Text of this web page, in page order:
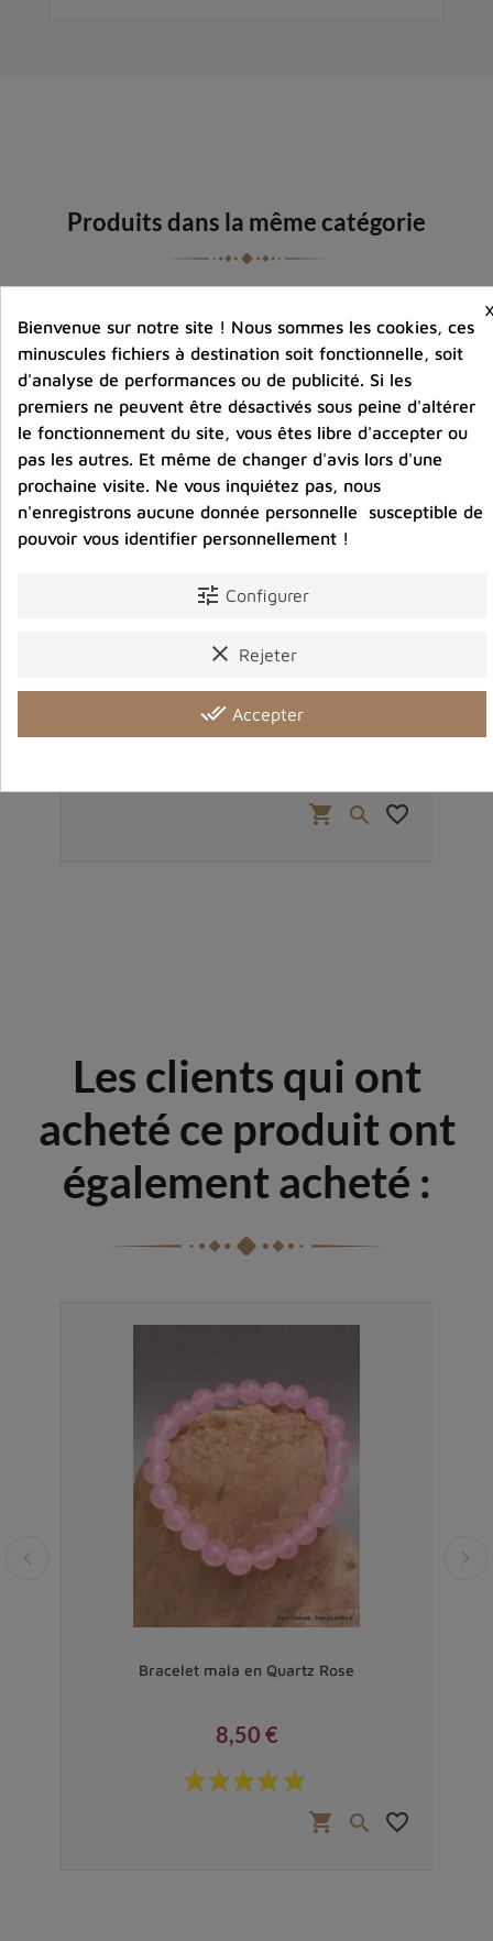
Produits dans la même catégorie
Mala tibétain 108 perles en Grenat 8 mm
49,00 €
shopping_cart  favorite_border
Les clients qui ont
acheté ce produit ont
également acheté :
Bracelet mala en Quartz Rose
Prix
8,50 €
shopping_cart  favorite_border
Bienvenue sur notre site ! Nous sommes les cookies, ces
minuscules fichiers à destination soit fonctionnelle, soit
d'analyse de performances ou de publicité. Si les
premiers ne peuvent être désactivés sous peine d'altérer
le fonctionnement du site, vous êtes libre d'accepter ou
pas les autres. Et même de changer d'avis lors d'une
prochaine visite. Ne vous inquiétez pas, nous
n'enregistrons aucune donnée personnelle susceptible de
pouvoir vous identifier personnellement !
tune Configurer
clear Rejeter
done_all Accepter